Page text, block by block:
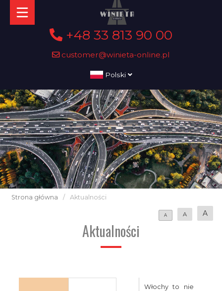
+48 33 813 90 00
customer@winieta-online.pl
Polski
Strona główna / Aktualności
A A A
Aktualności
Włochy to nie